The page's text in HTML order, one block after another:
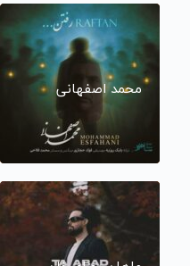
محمد اصفهانی